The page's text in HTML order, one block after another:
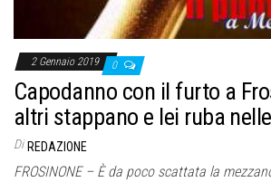
2 Gennaio 2019 0
Capodanno con il furto a
altri stappano e lei ruba
Di REDAZIONE
FROSINONE – È da poco scattata la